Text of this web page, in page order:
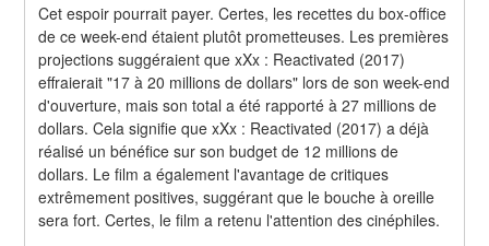
Cet espoir pourrait payer. Certes, les recettes du box-office
de ce week-end étaient plutôt prometteuses. Les premières
projections suggéraient que xXx : Reactivated (2017)
effraierait "17 à 20 millions de dollars" lors de son week-end
d'ouverture, mais son total a été rapporté à 27 millions de
dollars. Cela signifie que xXx : Reactivated (2017) a déjà
réalisé un bénéfice sur son budget de 12 millions de
dollars. Le film a également l'avantage de critiques
extrêmement positives, suggérant que le bouche à oreille
sera fort. Certes, le film a retenu l'attention des cinéphiles.